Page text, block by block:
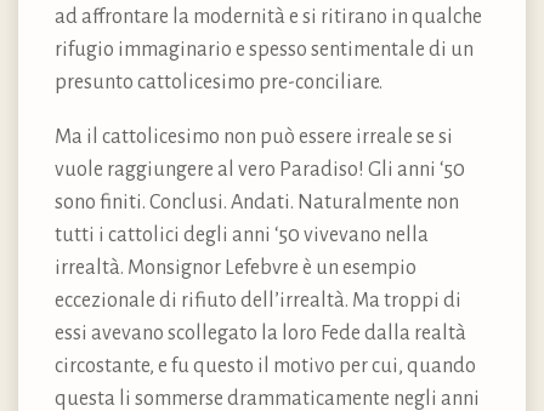
ad affrontare la modernità e si ritirano in qualche
rifugio immaginario e spesso sentimentale di un
presunto cattolicesimo pre-conciliare.
Ma il cattolicesimo non può essere irreale se si
vuole raggiungere al vero Paradiso! Gli anni ‘50
sono finiti. Conclusi. Andati. Naturalmente non
tutti i cattolici degli anni ‘50 vivevano nella
irrealtà. Monsignor Lefebvre è un esempio
eccezionale di rifiuto dell’irrealtà. Ma troppi di
essi avevano scollegato la loro Fede dalla realtà
circostante, e fu questo il motivo per cui, quando
questa li sommerse drammaticamente negli anni